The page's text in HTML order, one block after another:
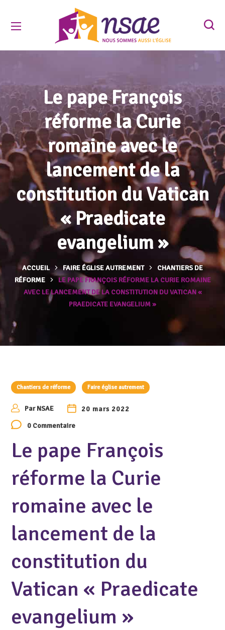
Le pape François
réforme la Curie
romaine avec le
lancement de la
constitution du Vatican
« Praedicate
evangelium »
ACCUEIL FAIRE ÉGLISE AUTREMENT
CHANTIERS DE
RÉFORME
LE PAPE FRANÇOIS RÉFORME LA CURIE ROMAINE
AVEC LE LANCEMENT DE LA CONSTITUTION DU VATICAN «
PRAEDICATE EVANGELIUM »
Chantiers de réforme Faire église autrement
ParNSAE
20 mars 2022
0 Commentaire
Le pape François
réforme la Curie
romaine avec le
lancement de la
constitution du
Vatican « Praedicate
evangelium »